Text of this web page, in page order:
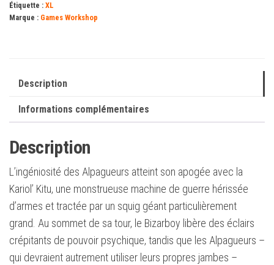
Étiquette : XL
Marque : Games Workshop
Description
Informations complémentaires
Description
L’ingéniosité des Alpagueurs atteint son apogée avec la
Kariol’ Kitu, une monstrueuse machine de guerre hérissée
d’armes et tractée par un squig géant particulièrement
grand. Au sommet de sa tour, le Bizarboy libère des éclairs
crépitants de pouvoir psychique, tandis que les Alpagueurs –
qui devraient autrement utiliser leurs propres jambes –